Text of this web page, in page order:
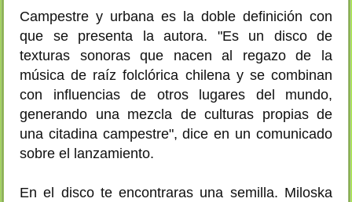
Campestre y urbana es la doble definición con
que se presenta la autora. "Es un disco de
texturas sonoras que nacen al regazo de la
música de raíz folclórica chilena y se combinan
con influencias de otros lugares del mundo,
generando una mezcla de culturas propias de
una citadina campestre", dice en un comunicado
sobre el lanzamiento.
En el disco te encontraras una semilla. Miloska